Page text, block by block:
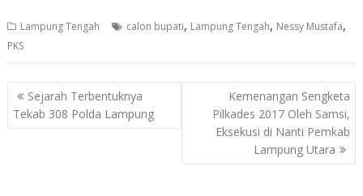
Lampung Tengah calon bupati, Lampung Tengah, Nessy Mustafa,
PKS
Navigasi
pos
Sejarah Terbentuknya
Tekab 308 Polda Lampung
Kemenangan Sengketa
Pilkades 2017 Oleh Samsi,
Eksekusi di Nanti Pemkab
Lampung Utara